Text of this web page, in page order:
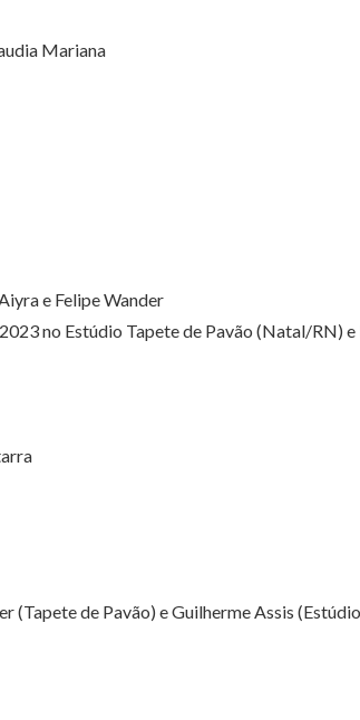
Mariana
e Felipe Wander
no Estúdio Tapete de Pavão (Natal/RN)
(Tapete de Pavão) e Guilherme Assis